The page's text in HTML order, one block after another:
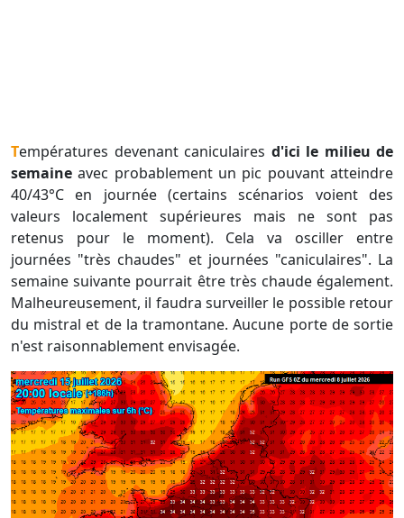
Températures devenant caniculaires d'ici le milieu de
semaine avec probablement un pic pouvant atteindre
40/43°C en journée (certains scénarios voient des
valeurs localement supérieures mais ne sont pas
retenus pour le moment). Cela va osciller entre
journées "très chaudes" et journées "caniculaires". La
semaine suivante pourrait être très chaude également.
Malheureusement, il faudra surveiller le possible retour
du mistral et de la tramontane. Aucune porte de sortie
n'est raisonnablement envisagée.